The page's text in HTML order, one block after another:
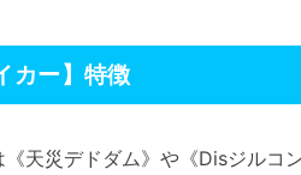
カー】特徴
《天災デドダム》や《Disジル